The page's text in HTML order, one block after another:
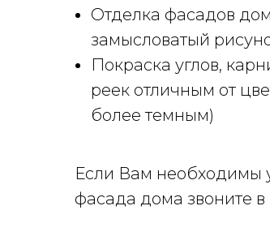
Отделка фасадов
замысловатый
Покраска углов,
реек отличным от
более темным)
Если Вам необходимы
фасада дома звоните